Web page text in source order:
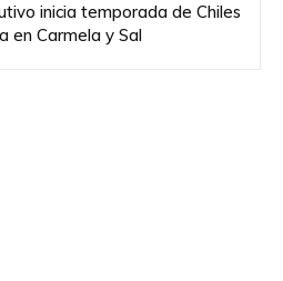
inicia temporada de Chiles
en Carmela y Sal